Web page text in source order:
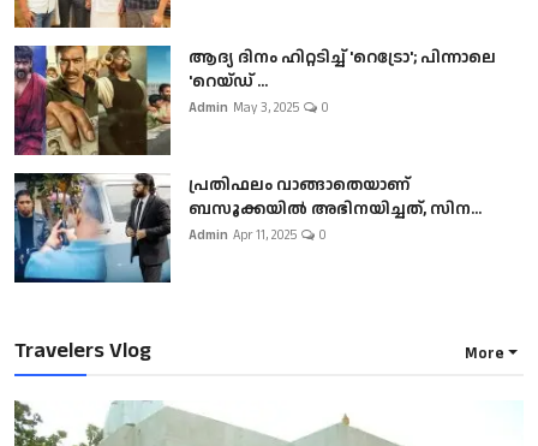
ആദ്യ ദിനം ഹിറ്റടിച്ച് 'റെട്രോ'; പിന്നാലെ
'റെയ്ഡ് ...
Admin May 3, 2025 0
പ്രതിഫലം വാങ്ങാതെയാണ്
ബസൂക്കയില്‍ അഭിനയിച്ചത്, സിന...
Admin Apr 11, 2025 0
Travelers Vlog More